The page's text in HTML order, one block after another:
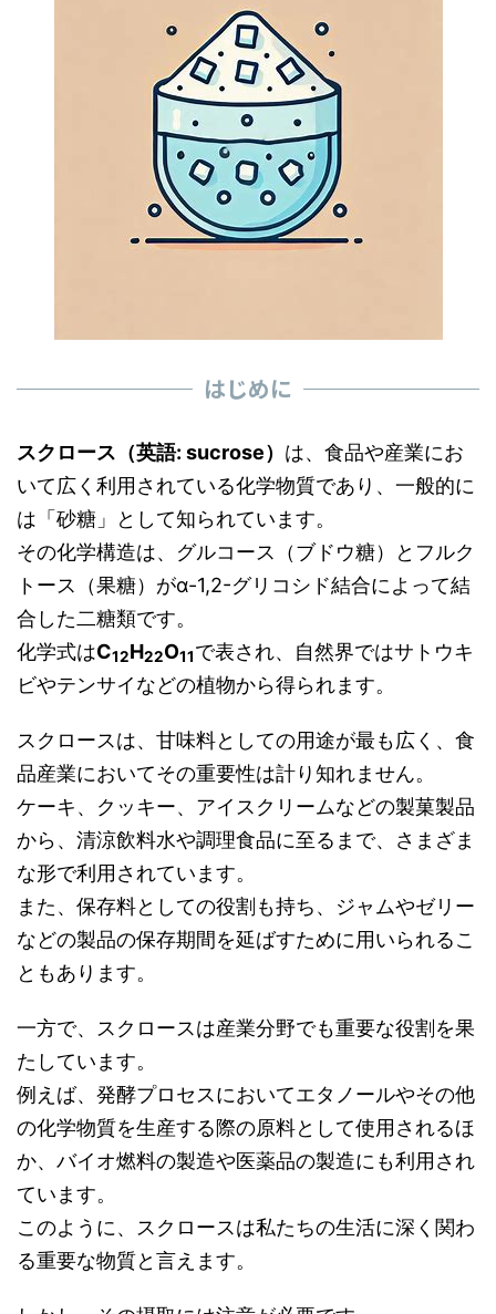
はじめに
スクロース（英語: sucrose） は、食品や産業にお
いて広く利用されている化学物質であり、一般的に
は「砂糖」として知られています。
その化学構造は、グルコース（ブドウ糖）とフルク
トース（果糖）がα-1,2-グリコシド結合によって結
合した二糖類です。
化学式はC12H22O11で表され、自然界ではサトウキ
ビやテンサイなどの植物から得られます。
スクロースは、甘味料としての用途が最も広く、食
品産業においてその重要性は計り知れません。
ケーキ、クッキー、アイスクリームなどの製菓製品
から、清涼飲料水や調理食品に至るまで、さまざま
な形で利用されています。
また、保存料としての役割も持ち、ジャムやゼリー
などの製品の保存期間を延ばすために用いられるこ
ともあります。
一方で、スクロースは産業分野でも重要な役割を果
たしています。
例えば、発酵プロセスにおいてエタノールやその他
の化学物質を生産する際の原料として使用されるほ
か、バイオ燃料の製造や医薬品の製造にも利用され
ています。
このように、スクロースは私たちの生活に深く関わ
る重要な物質と言えます。